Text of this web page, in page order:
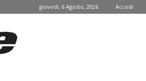
giovedì, 6 Agosto, 2026 Accedi